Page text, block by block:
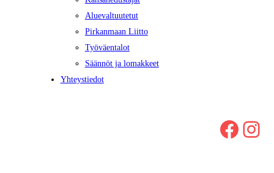
Aluevaltuutetut
Pirkanmaan Liitto
Työväentalot
Säännöt ja lomakkeet
Yhteystiedot
Facebook Instagram